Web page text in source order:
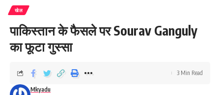
खेल
पाकिस्तान के फैसले पर Sourav Ganguly
का फूटा गुस्सा
Mkyadu
3 Min Read